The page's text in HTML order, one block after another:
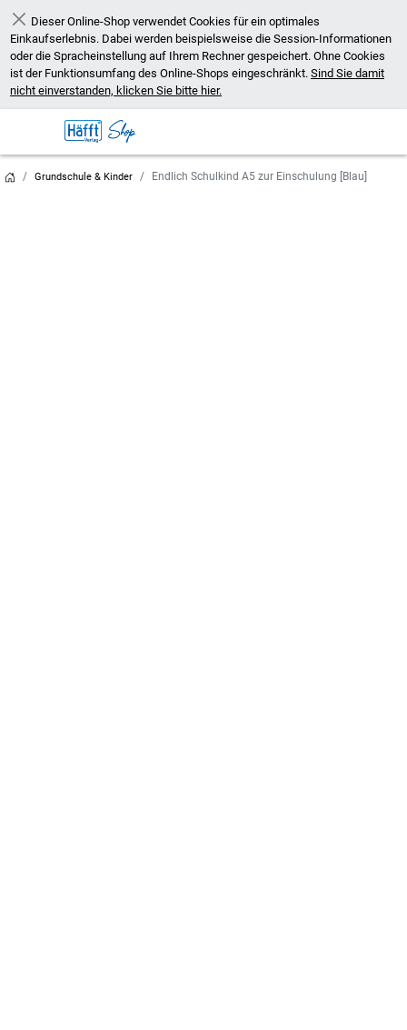
Schließen
Dieser Online-Shop verwendet Cookies für ein optimales
Einkaufserlebnis. Dabei werden beispielsweise die Session-Informationen
oder die Spracheinstellung auf Ihrem Rechner gespeichert. Ohne Cookies
ist der Funktionsumfang des Online-Shops eingeschränkt. Sind Sie damit
nicht einverstanden, klicken Sie bitte hier.
Grundschule & Kinder Endlich Schulkind A5 zur Einschulung [Blau]